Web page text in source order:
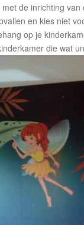
de inrichting
en kies niet
op je
die wat